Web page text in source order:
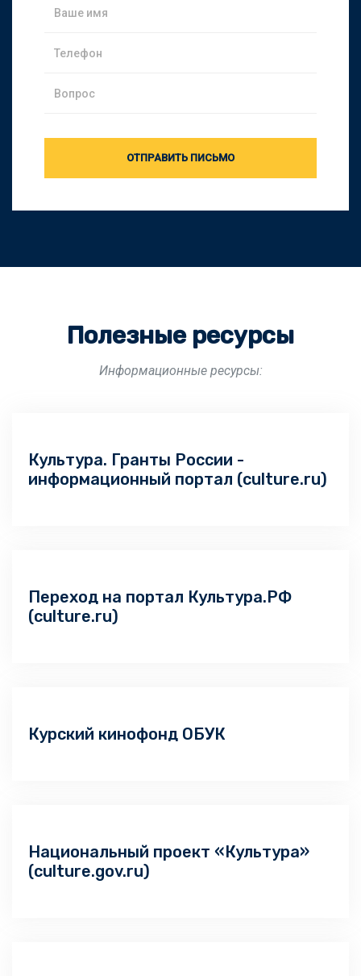
ОТПРАВИТЬ ПИСЬМО
Полезные ресурсы
Информационные ресурсы:
Культура. Гранты России -
информационный портал (culture.ru)
Переход на портал Культура.РФ
(culture.ru)
Курский кинофонд ОБУК
Национальный проект «Культура»
(culture.gov.ru)